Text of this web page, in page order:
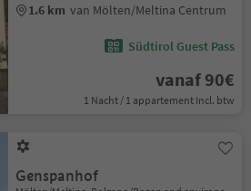
1.6 km van Mölten/Meltina Centrum
Südtirol Guest Pass
vanaf 90€
1 Nacht / 1 appartement Incl. btw
Genspanhof